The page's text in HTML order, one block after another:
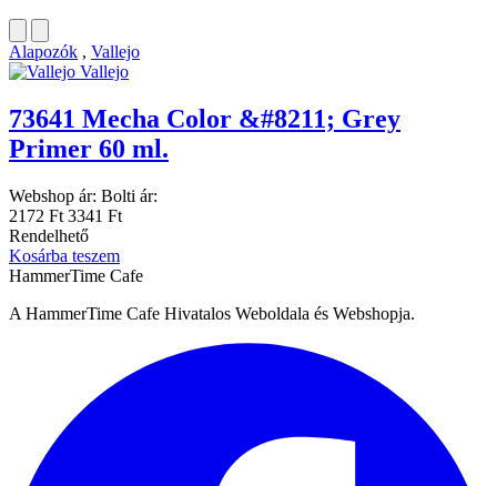
Alapozók , Vallejo
Vallejo
73641 Mecha Color &#8211; Grey
Primer 60 ml.
Webshop ár: Bolti ár:
2172 Ft 3341 Ft
Rendelhető
Kosárba teszem
HammerTime Cafe
A HammerTime Cafe Hivatalos Weboldala és Webshopja.